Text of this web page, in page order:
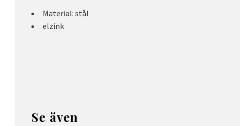
Material: stål
elzink
Se även